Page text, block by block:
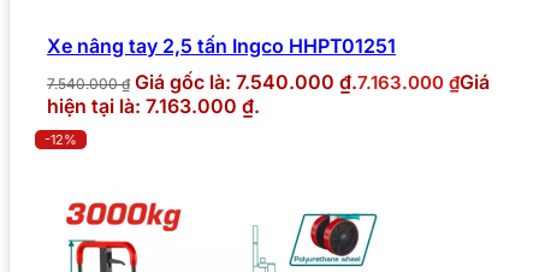
Xe nâng tay 2,5 tấn Ingco HHPT01251
7.540.000₫ Giá gốc là: 7.540.000 ₫.7.163.000 ₫Giá
hiện tại là: 7.163.000 ₫.
-12%